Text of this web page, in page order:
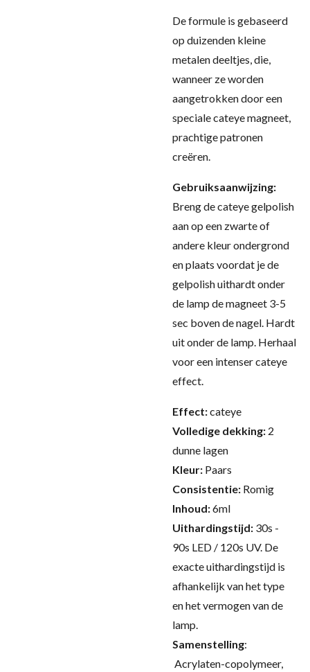
De formule is gebaseerd
op duizenden kleine
metalen deeltjes, die,
wanneer ze worden
aangetrokken door een
speciale cateye magneet,
prachtige patronen
creëren.
Gebruiksaanwijzing:
Breng de cateye gelpolish
aan op een zwarte of
andere kleur ondergrond
en plaats voordat je de
gelpolish uithardt onder
de lamp de magneet 3-5
sec boven de nagel. Hardt
uit onder de lamp. Herhaal
voor een intenser cateye
effect.
Effect:cateye
Volledige dekking: 2
dunne lagen
Kleur: Paars
Consistentie: Romig
Inhoud:6ml
Uithardingstijd: 30s -
90s LED / 120s UV. De
exacte uithardingstijd is
afhankelijk van het type
en het vermogen van de
lamp.
Samenstelling:
Acrylaten-copolymeer,